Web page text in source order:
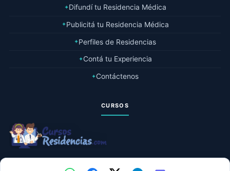
✦Difundí tu Residencia Médica
✦Publicitá tu Residencia Médica
✦Perfiles de Residencias
✦Contá tu Experiencia
✦Contáctenos
CURSOS